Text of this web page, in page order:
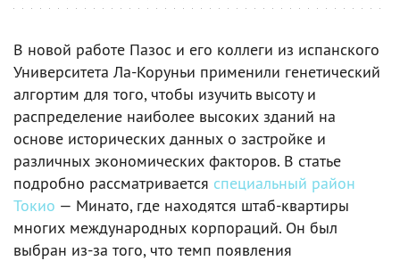
В новой работе Пазос и его коллеги из испанского
Университета Ла-Коруньи применили генетический
алгортим для того, чтобы изучить высоту и
распределение наиболее высоких зданий на
основе исторических данных о застройке и
различных экономических факторов. В статье
подробно рассматривается специальный район
Токио — Минато, где находятся штаб-квартиры
многих международных корпораций. Он был
выбран из-за того, что темп появления